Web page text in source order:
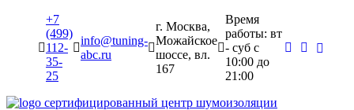
+7
(499)
112-
35-
25
info@tuning-
abc.ru
г. Москва,
Можайское
шоссе, вл.
167
Время
работы: вт
- суб c
10:00 до
21:00
сертифицированный центр шумоизоляции